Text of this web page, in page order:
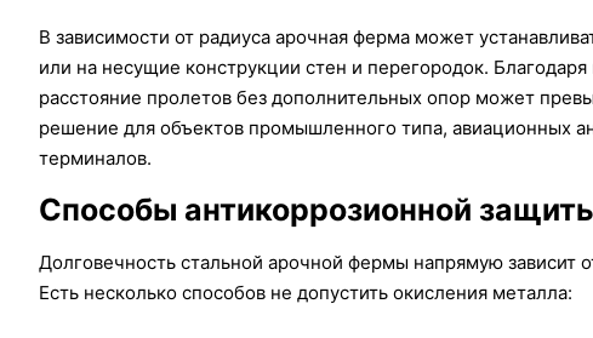
В зависимости от радиуса арочная ферма может
или на несущие конструкции стен и перегородок.
расстояние пролетов без дополнительных опор может
решение для объектов промышленного типа, авиационных
терминалов.
Способы антикоррозионной
Долговечность стальной арочной фермы напрямую зависит
Есть несколько способов не допустить окисления металла: